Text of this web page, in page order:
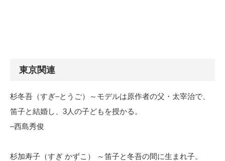
東京関連
杉冬吾（すぎ–とうご）～モデルは原作者の父・太宰治で、
笛子と結婚し、3人の子どもを授かる。
–西島秀俊
杉加寿子（すぎ かずこ） ～笛子と冬吾の間に生まれ子。